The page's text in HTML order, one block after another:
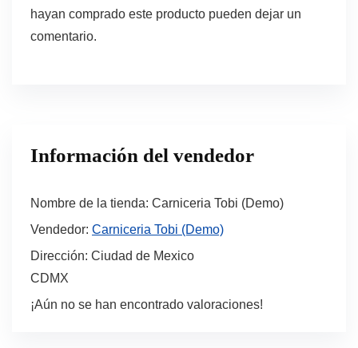
hayan comprado este producto pueden dejar un
comentario.
Información del vendedor
Nombre de la tienda: Carniceria Tobi (Demo)
Vendedor: Carniceria Tobi (Demo)
Dirección: Ciudad de Mexico
CDMX
¡Aún no se han encontrado valoraciones!